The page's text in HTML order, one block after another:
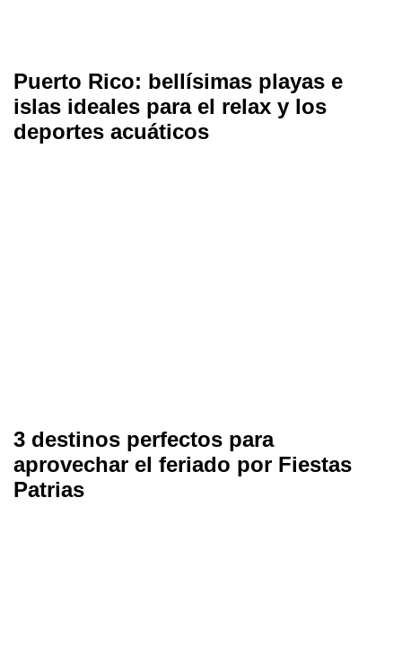
Puerto Rico: bellísimas playas e
islas ideales para el relax y los
deportes acuáticos
3 destinos perfectos para
aprovechar el feriado por Fiestas
Patrias